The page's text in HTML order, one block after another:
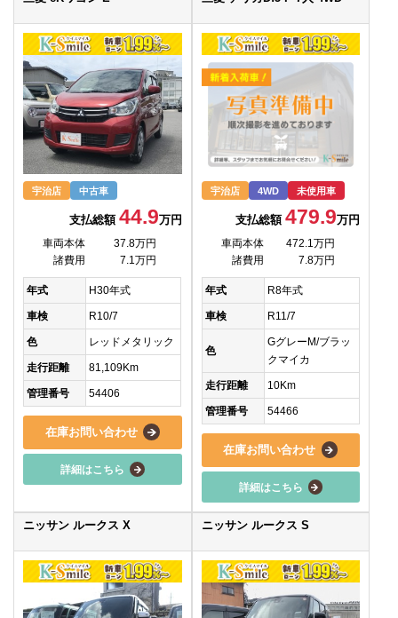
宇治店 中古車
支払総額 44.9万円
車両本体
37.8万円
諸費用
7.1万円
年式 H30年式
車検 R10/7
色 レッドメタリック
走行距離 81,109Km
管理番号 54406
在庫お問い合わせ
詳細はこちら
宇治店 4WD 未使用車
支払総額479.9万円
車両本体
472.1万円
諸費用
7.8万円
年式 R8年式
車検 R11/7
色
GグレーM/ブラッ
クマイカ
走行距離 10Km
管理番号 54466
在庫お問い合わせ
詳細はこちら
ニッサン ルークス X ニッサン ルークス S